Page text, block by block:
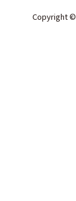
Copyright ©